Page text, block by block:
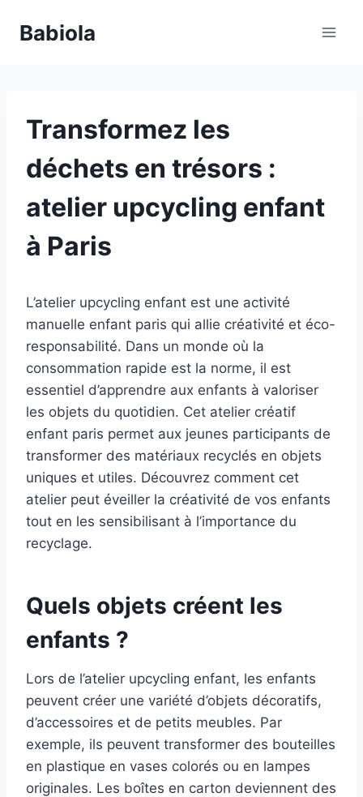
Babiola
Transformez les
déchets en trésors :
atelier upcycling enfant
à Paris
L’atelier upcycling enfant est une activité
manuelle enfant paris qui allie créativité et éco-
responsabilité. Dans un monde où la
consommation rapide est la norme, il est
essentiel d’apprendre aux enfants à valoriser
les objets du quotidien. Cet atelier créatif
enfant paris permet aux jeunes participants de
transformer des matériaux recyclés en objets
uniques et utiles. Découvrez comment cet
atelier peut éveiller la créativité de vos enfants
tout en les sensibilisant à l’importance du
recyclage.
Quels objets créent les
enfants ?
Lors de l’atelier upcycling enfant, les enfants
peuvent créer une variété d’objets décoratifs,
d’accessoires et de petits meubles. Par
exemple, ils peuvent transformer des bouteilles
en plastique en vases colorés ou en lampes
originales. Les boîtes en carton deviennent des